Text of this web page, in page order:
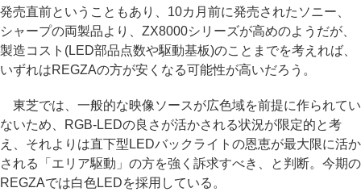
発売直前ということもあり、10カ月前に発売されたソニー、
シャープの両製品より、ZX8000シリーズが高めのようだが、
製造コスト(LED部品点数や駆動基板)のことまでを考えれば、
いずれはREGZAの方が安くなる可能性が高いだろう。
東芝では、一般的な映像ソースが広色域を前提に作られてい
ないため、RGB-LEDの良さが活かされる状況が限定的と考
え、それよりは直下型LEDバックライトの恩恵が最大限に活か
される「エリア駆動」の方を強く訴求すべき、と判断。今期の
REGZAでは白色LEDを採用している。